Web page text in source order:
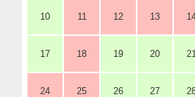
10 11 12 13
17 18 19 20 21
24 25 26 27